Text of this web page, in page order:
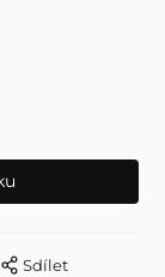
Sdílet